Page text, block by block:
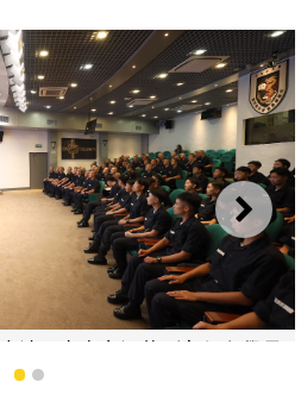
下一
門基本法》的重點內容
1 2